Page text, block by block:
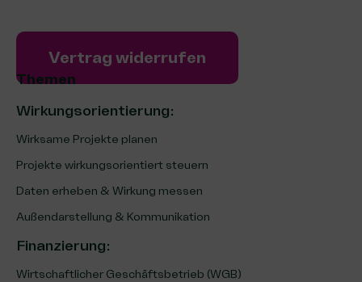
Vertrag widerrufen
Themen
Wirkungsorientierung:
Wirksame Projekte planen
Projekte wirkungsorientiert steuern
Daten erheben & Wirkung messen
Außendarstellung & Kommunikation
Finanzierung:
Wirtschaftlicher Geschäftsbetrieb (WGB)